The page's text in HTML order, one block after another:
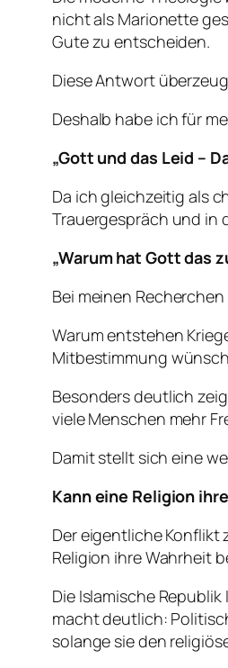
nicht als Marionette
Gute zu entscheiden.
Diese Antwort
Deshalb habe ich für
„Gott und das Leid –
Da ich gleichzeitig als
Trauergespräch und in
„Warum hat Gott das
Bei meinen
Warum entstehen
Mitbestimmung
Besonders deutlich
viele Menschen mehr
Damit stellt sich eine
Kann eine Religion
Der eigentliche Konflikt
Religion ihre Wahrheit
Die Islamische
macht deutlich:
solange sie den